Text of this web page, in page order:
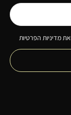
מדיניות הפרטיות